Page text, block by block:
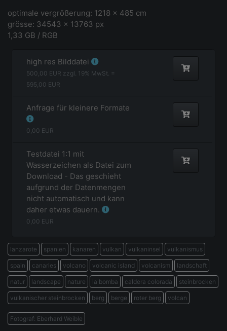
optimale vergrößerung: 1218 x 485 cm
grösse: 34543 x 13763 px
1,33 GB / RGB
high res Bilddatei
500,00 EUR zzgl. 19% MwSt. =
595,00 EUR
Anfrage für kleinere Formate
0,00 EUR
Testdatei 1:1 mit
Wasserzeichen als Datei zum
Download - Das geschieht
aufgrund der Datenmengen
nicht automatisch und kann
daher etwas dauern.
0,00 EUR
lanzarote spanien kanaren vulkan vulkaninsel vulkanismus
spain canaries volcano volcanic island volcanism landschaft
natur landscape nature la bomba caldera colorada steinbrocken
vulkanischer steinbrocken berg berge roter berg volcan
Fotograf: Eberhard Weible